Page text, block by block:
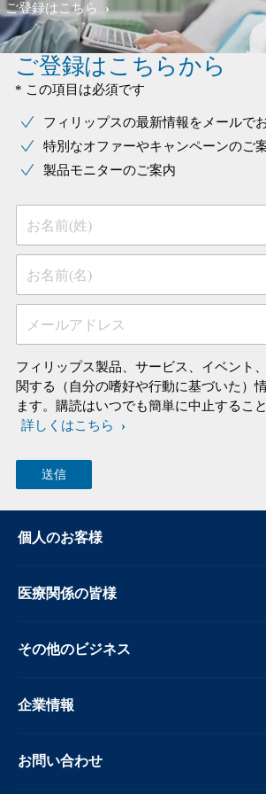
ご登録はこちら
ご登録はこちらから
* この項目は必須です
フィリップスの最新情報をメールで
特別なオファーやキャンペーンのご
製品モニターのご案内
お名前(姓)
お名前(名)
メールアドレス
フィリップス製品、サービス、イベント
関する（自分の嗜好や行動に基づいた）
ます。購読はいつでも簡単に中止するこ
詳しくはこちら
個人のお客様
医療関係の皆様
その他のビジネス
企業情報
お問い合わせ